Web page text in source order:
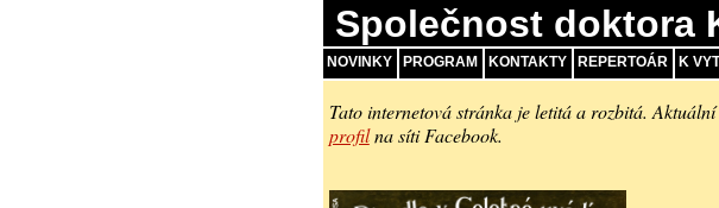
Společnost doktora
NOVINKY PROGRAM KONTAKTY REPERTOÁR K
Tato internetová stránka je letitá a rozbitá.
profilna síti Facebook.